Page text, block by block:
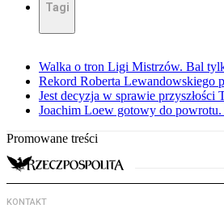
Tagi
Walka o tron Ligi Mistrzów. Bal
Rekord Roberta Lewandowskiego
Jest decyzja w sprawie
Joachim Loew gotowy do
Promowane treści
KONTAKT